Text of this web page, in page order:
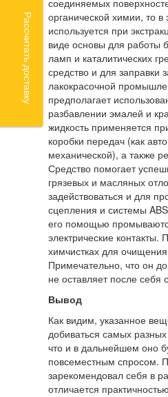
соединяемых
органической химии, то
используется при
виде основы для работы
ламп и каталитических
средство и для заправки
лакокрасочной
предполагает
разбавлении эмалей и
жидкость применяется
коробки передач (как
механической), а также
Средство помогает
грязевых и масляных
задействоваться и для
сцепления и системы
его помощью
электрические контакты.
химчистках для
Примечательно, что он
не оставляет после себя
Вывод
Как видим, указанное
добиваться самых
что и в дальнейшем оно
повсеместным спросом.
зарекомендовал себя в
отличается
Рассчитать доставку